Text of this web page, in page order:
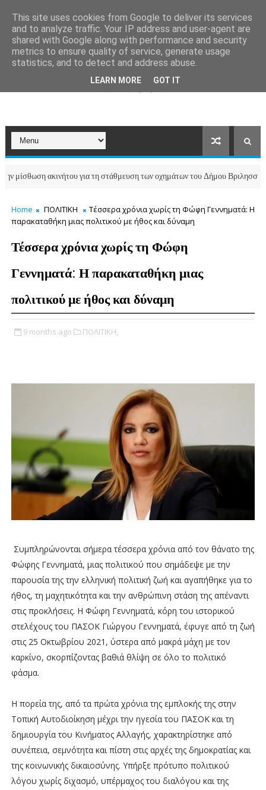
ακινήτου για τη στάθμευση των οχημάτων του Δήμου Βριλησσίων
Home ΠΟΛΙΤΙΚΗ
Τέσσερα χρόνια χωρίς τη Φώφη Γεννηματά: Η
παρακαταθήκη μιας πολιτικού με ήθος και δύναμη
Τέσσερα χρόνια χωρίς τη Φώφη
Γεννηματά: Η παρακαταθήκη μιας
πολιτικού με ήθος και δύναμη
9 months ago ΠΟΛΙΤΙΚΗ,
Συμπληρώνονται σήμερα τέσσερα χρόνια από τον θάνατο της
Φώφης Γεννηματά, μιας πολιτικού που σημάδεψε με την
παρουσία της την ελληνική πολιτική ζωή και αγαπήθηκε για το
ήθος, τη μαχητικότητα και την ανθρώπινη στάση της απέναντι
στις προκλήσεις. Η Φώφη Γεννηματά, κόρη του ιστορικού
στελέχους του ΠΑΣΟΚ Γιώργου Γεννηματά, έφυγε από τη ζωή
στις 25 Οκτωβρίου 2021, ύστερα από μακρά μάχη με τον
καρκίνο, σκορπίζοντας βαθιά θλίψη σε όλο το πολιτικό
φάσμα.
Η πορεία της, από τα πρώτα χρόνια της εμπλοκής της στην
Τοπική Αυτοδιοίκηση μέχρι την ηγεσία του ΠΑΣΟΚ και τη
δημιουργία του Κινήματος Αλλαγής, χαρακτηρίστηκε από
συνέπεια, σεμνότητα και πίστη στις αρχές της δημοκρατίας και
της κοινωνικής δικαιοσύνης. Υπήρξε πρότυπο πολιτικού
λόγου χωρίς διχασμό, υπέρμαχος του διαλόγου και της
This site uses cookies from Google to deliver its services
and to analyze traffic. Your IP address and user-agent are
shared with Google along with performance and security
metrics to ensure quality of service, generate usage
statistics, and to detect and address abuse.
LEARN MORE GOT IT